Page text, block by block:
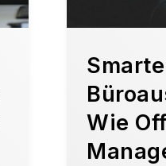
Smarte
Wie